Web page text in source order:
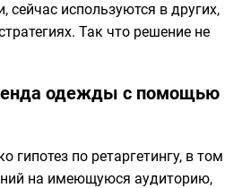
сейчас используются в других,
Так что решение не
одежды с помощью
гипотез по ретаргетингу, в том
на имеющуюся аудиторию,